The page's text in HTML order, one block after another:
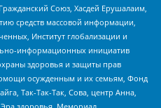
Союз, Хасдей Ерушалаим,
средств массовой информации,
Институт глобализации и
информационных инициатив
здоровья и защиты прав
осужденным и их семьям, Фонд
Так-Так-Так, Сова, центр Анна,